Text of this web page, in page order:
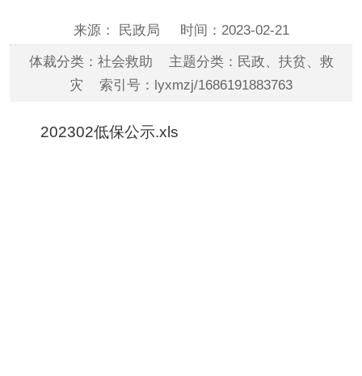
来源： 民政局 时间：2023-02-21
体裁分类：社会救助 主题分类：民政、扶贫、救
灾 索引号：lyxmzj/1686191883763
202302低保公示.xls